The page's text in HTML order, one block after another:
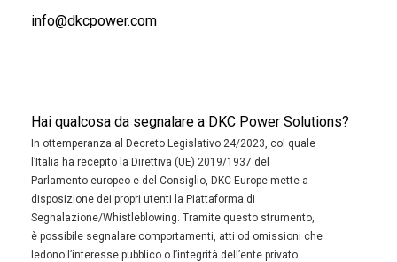
info@dkcpower.com
Hai qualcosa da segnalare a DKC Power Solutions?
In ottemperanza al Decreto Legislativo 24/2023, col quale
l’Italia ha recepito la Direttiva (UE) 2019/1937 del
Parlamento europeo e del Consiglio, DKC Europe mette a
disposizione dei propri utenti la Piattaforma di
Segnalazione/Whistleblowing. Tramite questo strumento,
è possibile segnalare comportamenti, atti od omissioni che
ledono l’interesse pubblico o l’integrità dell’ente privato.